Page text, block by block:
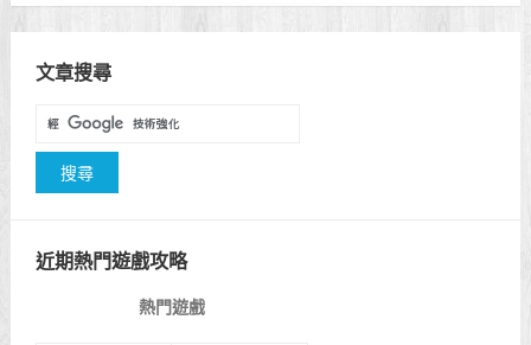
文章搜尋
近期熱門遊戲攻略
熱門遊戲